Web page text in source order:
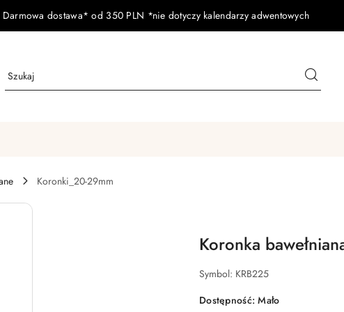
Darmowa dostawa* od 350 PLN *nie dotyczy kalendarzy adwentowych
Koronki_20-29mm
Koronka
Symbol: KRB225
Dostępność:Mało